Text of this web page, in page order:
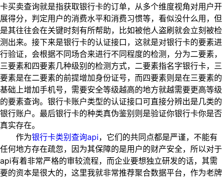
卡买卖查询就是指获取银行卡的订单，从多个维度视角对用户开
展得分，判定用户的消费水平和消费习惯等，看似没什么用，但
是其往往会在关键时刻有所帮助，比如被他人盗刷就会立刻被检
测出来。接下来是银行卡的认证接口，这就是对银行卡的要素进
行验证，会根据不同场合来进行不同程度的检测，分为二要素，
三要素和四要素几种级别的检测方式，二要素指名字银行卡，三
要素是在二要素的前提增加身份证号，而四要素则是在三要素的
基础上增加手机号，需要安全等级越高的地方就越需要更高等级
的要素查询。银行卡账户类型的认证接口可直接分辨出是几类的
银行账户。最后银行卡的种类真伪鉴别则是验证你银行卡你是否
真实存在。
作为银行卡类别查询api，它们的共同点都是严谨，不能有
任何地方存在疏忽，因为其保障的是用户的财产安全，所以对于
api有着非常严格的审较流程，而企业要想独立研发的话，其需
要的资本是很大的，这里我就非常推荐聚合数据平台，作为老牌